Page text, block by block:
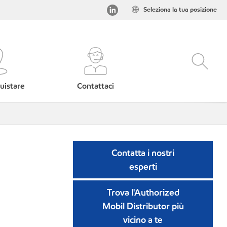
Seleziona la tua posizione
Contattaci
Contatta i nostri
esperti
Trova l'Authorized
Mobil Distributor più
vicino a te